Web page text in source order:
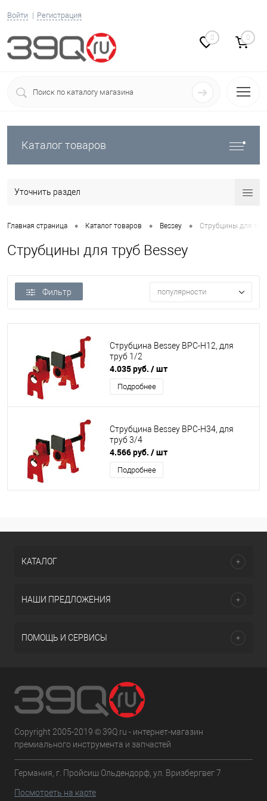
Войти Регистрация
0 0
Каталог товаров
Уточнить раздел
Главная страница • Каталог товаров • Bessey • Струбцины для
Струбцины для труб Bessey
Фильтр популярности
Струбцина Bessey BPC-H12, для
труб 1/2
4.035 руб. / шт
Подробнее
Струбцина Bessey BPC-H34, для
труб 3/4
4.566 руб. / шт
Подробнее
КАТАЛОГ
НАШИ ПРЕДЛОЖЕНИЯ
ПОМОЩЬ И СЕРВИСЫ
Copyright 2005-2019 © 39Q.ru - интернет-магазин
премиального инструмента и запчастей
Германия, г. Пройсиш Ольдендорф, ул. Вризбергвег 7
Посмотреть на карте